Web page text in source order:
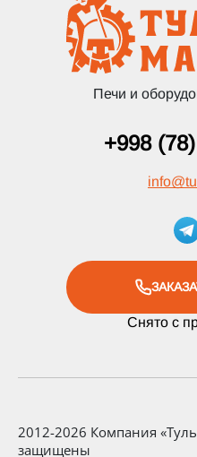
Печи и
+998
info@
Снято с
2012-2026 Компания
защищены